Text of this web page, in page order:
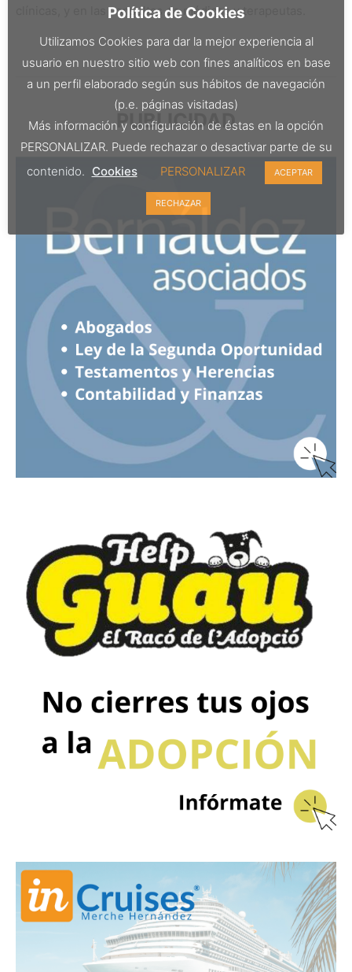
clínicas, y en las consultas de médicos y terapeutas.
PUBLICIDAD
Política de Cookies
Utilizamos Cookies para dar la mejor experiencia al
usuario en nuestro sitio web con fines analíticos en base
a un perfil elaborado según sus hábitos de navegación
(p.e. páginas visitadas)
Más información y configuración de éstas en la opción
PERSONALIZAR. Puede rechazar o desactivar parte de su
contenido. Cookies PERSONALIZAR ACEPTAR
RECHAZAR